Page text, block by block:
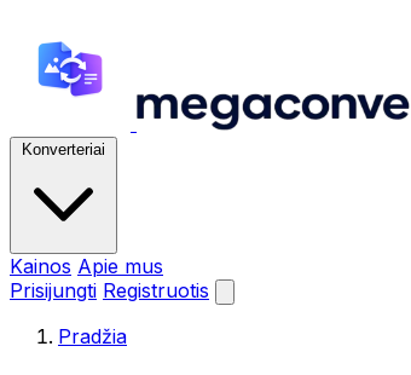
Konverteriai
Kainos Apie mus
Prisijungti Registruotis
Pradžia